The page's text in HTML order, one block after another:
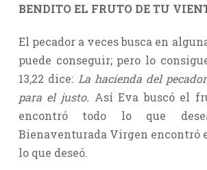
BENDITO EL FRUTO DE TU
El pecador a veces busca en
puede conseguir; pero lo
13,22 dice: La hacienda del
para el justo. Así Eva buscó el
encontró todo lo que
Bienaventurada Virgen encontró
lo que deseó.